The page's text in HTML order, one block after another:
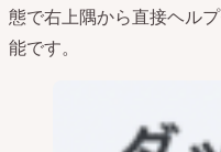
態で右上隅から直接ヘル
能です。